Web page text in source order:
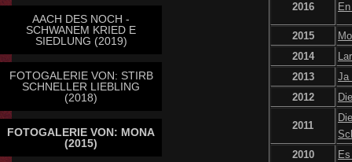
AACH DES NOCH -
SCHWANEM KRIED E
SIEDLUNG (2019)
FOTOGALERIE VON: STIRB
SCHNELLER LIEBLING
(2018)
FOTOGALERIE VON: MONA
(2015)
2016
2015
2014
2013
Ja
2012
2011
2010